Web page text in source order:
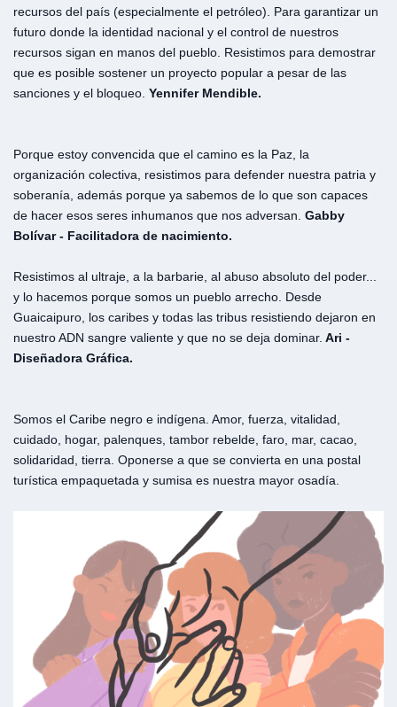
recursos del país (especialmente el petróleo). Para garantizar un
futuro donde la identidad nacional y el control de nuestros
recursos sigan en manos del pueblo. Resistimos para demostrar
que es posible sostener un proyecto popular a pesar de las
sanciones y el bloqueo. Yennifer Mendible.
Porque estoy convencida que el camino es la Paz, la
organización colectiva, resistimos para defender nuestra patria y
soberanía, además porque ya sabemos de lo que son capaces
de hacer esos seres inhumanos que nos adversan. Gabby
Bolívar - Facilitadora de nacimiento.
Resistimos al ultraje, a la barbarie, al abuso absoluto del poder...
y lo hacemos porque somos un pueblo arrecho. Desde
Guaicaipuro, los caribes y todas las tribus resistiendo dejaron en
nuestro ADN sangre valiente y que no se deja dominar. Ari -
Diseñadora Gráfica.
Somos el Caribe negro e indígena. Amor, fuerza, vitalidad,
cuidado, hogar, palenques, tambor rebelde, faro, mar, cacao,
solidaridad, tierra. Oponerse a que se convierta en una postal
turística empaquetada y sumisa es nuestra mayor osadía.